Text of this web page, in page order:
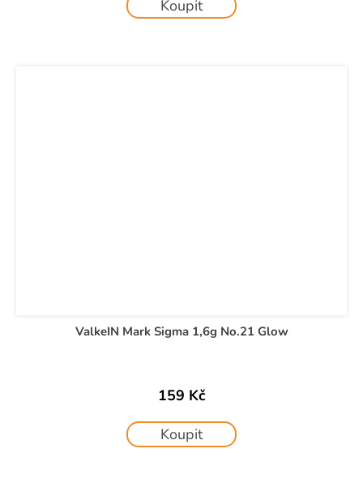
Koupit
ValkeIN Mark Sigma 1,6g No.21 Glow
159 Kč
Koupit